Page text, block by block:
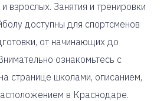
взрослых. Занятия и тренировки
доступны для спортсменов
от начинающих до
ознакомьтесь с
странице школами, описанием,
в Краснодаре.